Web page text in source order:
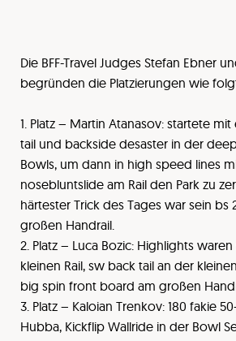
Die BFF-Travel Judges Stefan Ebner
begründen die Platzierungen wie
1. Platz – Martin Atanasov: startete
tail und backside desaster in der
Bowls, um dann in high speed lines
nosebluntslide am Rail den Park zu
härtester Trick des Tages war sein bs
großen Handrail.
2. Platz – Luca Bozic: Highlights
kleinen Rail, sw back tail an der
big spin front board am großen
3. Platz – Kaloian Trenkov: 180 fakie
Hubba, Kickflip Wallride in der Bowl